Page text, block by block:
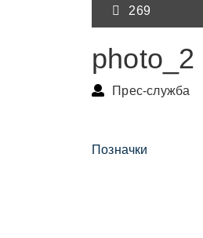
269
photo_2
Прес-служба
Позначки